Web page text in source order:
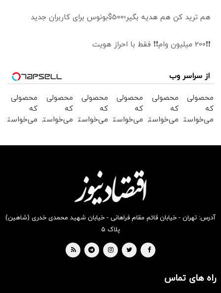
هم ترید کن هم هدیه بگیر؛500$بونوس برای کاربران جدید
❗❗200 میلیون وام❗❗ فقط با احراز هویت
از سراسر وب
محصولی
که
می‌خواستی
محصولی
که
می‌خواستی
محصولی
که
می‌خواستی
بخر !
محصولی
که
می‌خواستی
بخر !
محصولی
که
می‌خواستی
محصولی
که
می‌خواستی
آدرس: تهران - خیابان قائم مقام فراهانی - خیابان شهید محمدی خدری (شاهین)
پلاک ۵
راه های تماس